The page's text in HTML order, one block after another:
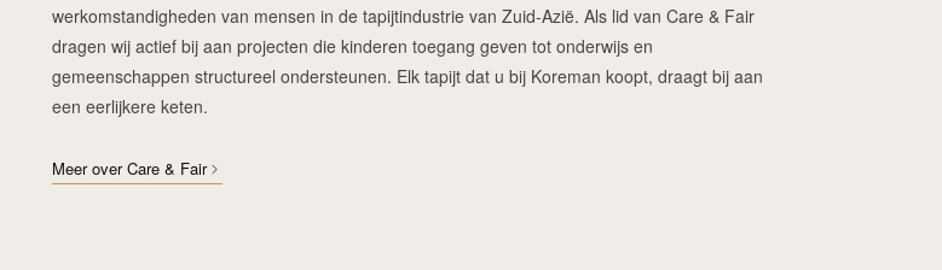
werkomstandigheden van mensen in de tapijtindustrie van Zuid-Azië. Als lid van Care & Fair
dragen wij actief bij aan projecten die kinderen toegang geven tot onderwijs en
gemeenschappen structureel ondersteunen. Elk tapijt dat u bij Koreman koopt, draagt bij aan
een eerlijkere keten.
Meer over Care & Fair